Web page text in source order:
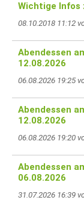
Wichtige Infos
08.10.2018 11:12
Abendessen
12.08.2026
06.08.2026 19:25
Abendessen
12.08.2026
06.08.2026 19:20
Abendessen
06.08.2026
31.07.2026 16:39